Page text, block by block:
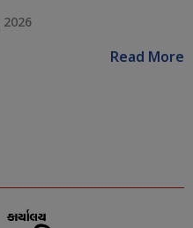
Read More